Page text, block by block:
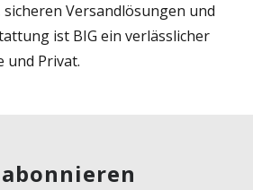
Versandlösungen und
ist BIG ein verlässlicher
und Privat.